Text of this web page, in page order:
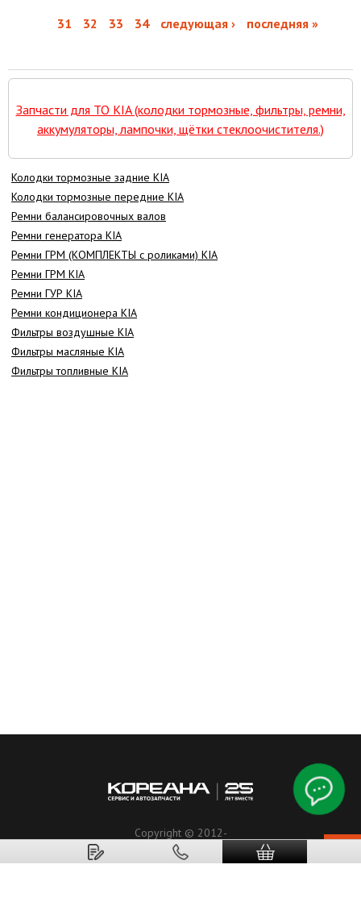
31 32 33 34 следующая › последняя »
Запчасти для ТО KIA (колодки тормозные, фильтры, ремни,
аккумуляторы, лампочки, щётки стеклоочистителя.)
Колодки тормозные задние KIA
Колодки тормозные передние KIA
Ремни балансировочных валов
Ремни генератора KIA
Ремни ГРМ (КОМПЛЕКТЫ с роликами) KIA
Ремни ГРМ KIA
Ремни ГУР KIA
Ремни кондиционера KIA
Фильтры воздушные KIA
Фильтры масляные KIA
Фильтры топливные KIA
Copyright © 2012-
2026
Koreanaparts.ru